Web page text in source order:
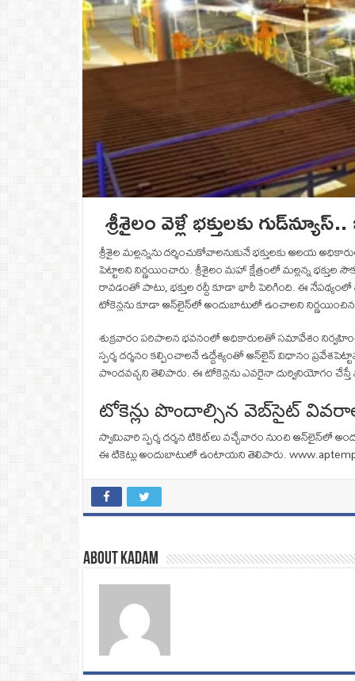
శ్రీశైలం వెళ్లే భక్తులకు
శ్రీశైల మల్లన్నను దర్శించుకోవాలనుకునే భక్తులకు ఆలయ
పెట్టాలని నిర్ణయించారు. శ్రీశైలం మహా క్షేత్రంలో మల్లన్న భక్తుల
రావడంతో పాటు, భక్తుల రద్దీ కూడా భారీ పెరిగింది. ఈ నేపథ్యంలో
టోకెన్లను కూడా ఆన్‌లైన్‌లో అందుబాటులో ఉంచాలని
శుక్రవారం పరిపాలన భవనంలో అధికారులతో సమావేశం
స్పర్శ దర్శనం కల్పించాలనే ఉద్దేశ్యంతో ఆన్​లైన్​ విధానం
పొందవచ్చని తెలిపారు. ఈ టోకెన్లను ఎవరైనా దుర్వినియోగం
టోకెన్లు పొందాల్సిన వెబ్‌సైట్‌
స్వామివారి స్పర్శ దర్శన టికెట్‌లు వచ్చేవారం నుంచి ఆన్‌లైన్‌లో
ఈ టికెట్లు అందుబాటులో ఉంటాయని తెలిపారు.
About Kadam